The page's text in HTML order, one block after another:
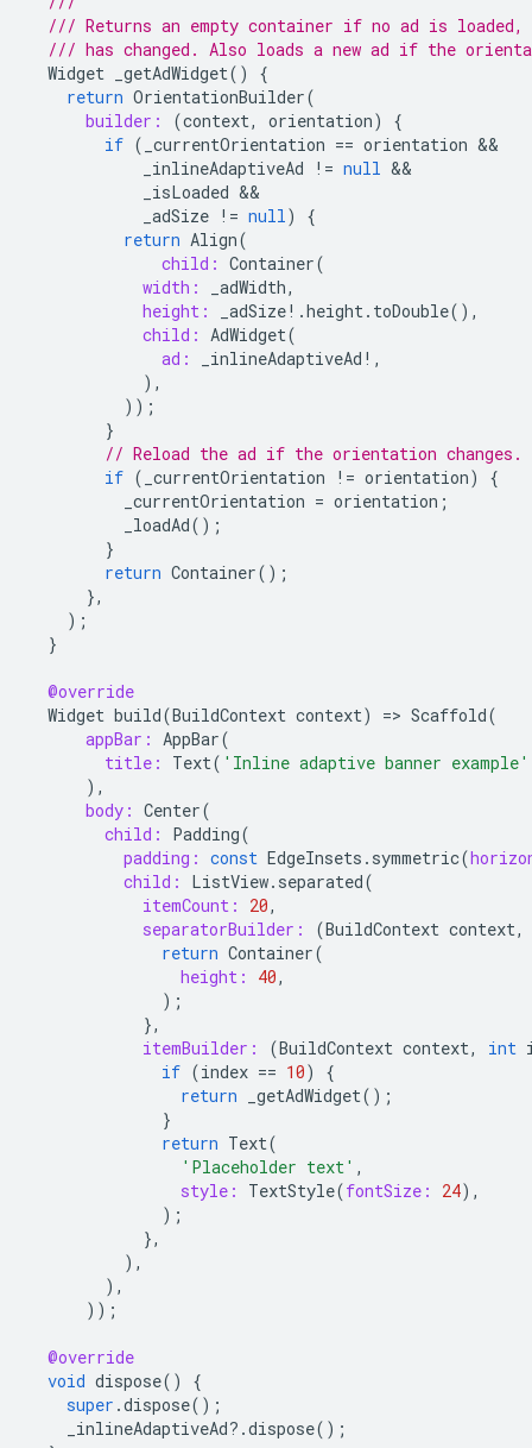
/// Returns an empty container if no ad is
/// has changed. Also loads a new ad if the
Widget
_getAdWidget()
{
return OrientationBuilder(
builder:
(context, orientation)
{
if ( _currentOrientation == orientation
_inlineAdaptiveAd
!= null
_isLoaded
_adSize != null )
{
return Align(
child: Container(
width:
_adWidth,
height:
_adSize! .height . toDouble(),
child:
AdWidget(
ad:
_inlineAdaptiveAd ! ,
),
));
}
// Reload the ad if the orientation changes.
if ( _currentOrientation != orientation)
{
_currentOrientation = orientation ;
_loadAd();
}
return Container();
},
);
}
@override
Widget build(BuildContext context) => Scaffold(
appBar:
AppBar(
title:
Text( 'Inline adaptive banner example'
),
body: Center(
child:
Padding(
padding: const EdgeInsets . symmetric(
child:
ListView. separated(
itemCount:
20,
separatorBuilder:
(BuildContext context,
return Container(
height:
40,
);
},
itemBuilder:
(BuildContext context, int
if (index == 10)
{
return
_getAdWidget();
}
return Text(
'Placeholder text' ,
style:
TextStyle(fontSize: 24),
);
},
),
),
));
@override
void dispose()
{
super .dispose();
_inlineAdaptiveAd? .dispose();